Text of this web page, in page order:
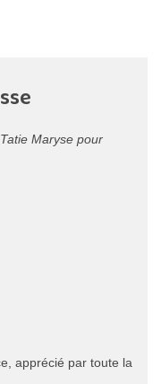
Maryse pour
apprécié par toute la